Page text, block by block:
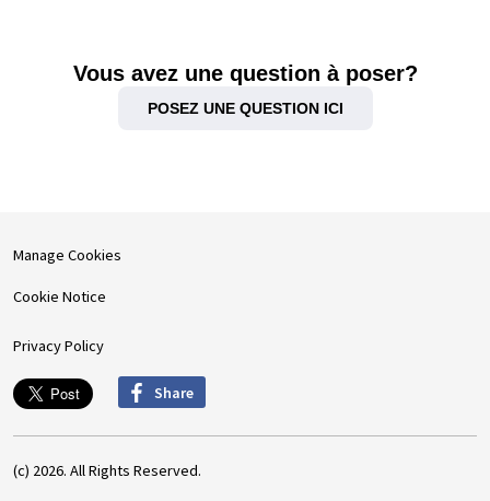
Vous avez une question à poser?
POSEZ UNE QUESTION ICI
Manage Cookies
Cookie Notice
Privacy Policy
Share
(c) 2026. All Rights Reserved.